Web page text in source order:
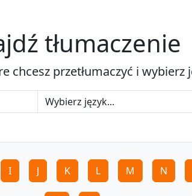
tłumaczenie
chcesz przetłumaczyć i wybierz
I J K L M N